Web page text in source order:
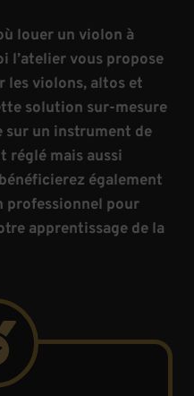
louer un violon à
l’atelier vous propose
les violons, altos et
solution sur-mesure
sur un instrument de
réglé mais aussi
également
professionnel pour
apprentissage de la